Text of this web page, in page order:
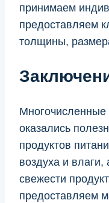
принимаем
предоставляем
толщины,
Многочисленные
оказались
продуктов
воздуха и влаги,
свежести
предоставляем